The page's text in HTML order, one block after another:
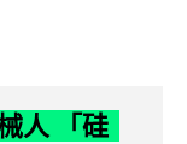
人 「硅